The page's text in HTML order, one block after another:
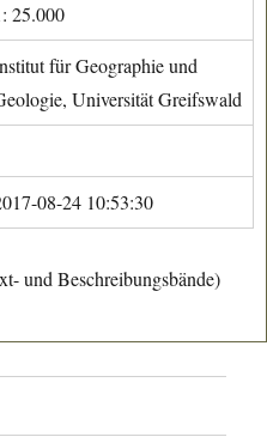
25.000
für Geographie und
Universität Greifswald
08-24 10:53:30
und Beschreibungsbände)